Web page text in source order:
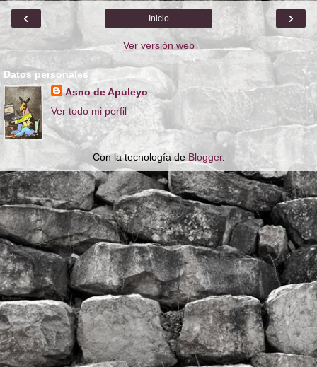
‹ ›
Inicio
Ver versión web
Datos personales
Asno de Apuleyo
Ver todo mi perfil
Con la tecnología de Blogger.